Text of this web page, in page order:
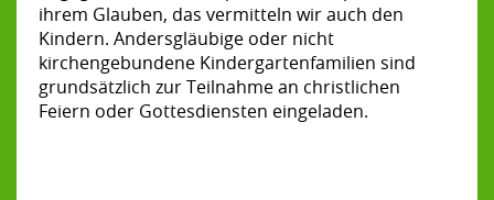
ihrem Glauben, das vermitteln wir auch den
Kindern. Andersgläubige oder nicht
kirchengebundene Kindergartenfamilien sind
grundsätzlich zur Teilnahme an christlichen
Feiern oder Gottesdiensten eingeladen.